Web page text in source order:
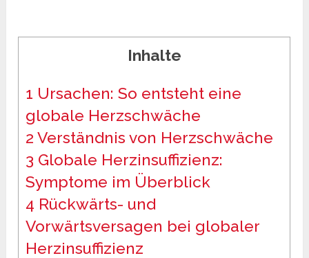
Inhalte
1 Ursachen: So entsteht eine
globale Herzschwäche
2 Verständnis von Herzschwäche
3 Globale Herzinsuffizienz:
Symptome im Überblick
4 Rückwärts- und
Vorwärtsversagen bei globaler
Herzinsuffizienz